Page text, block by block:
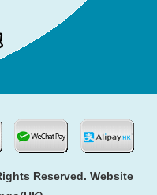
Reserved. Website